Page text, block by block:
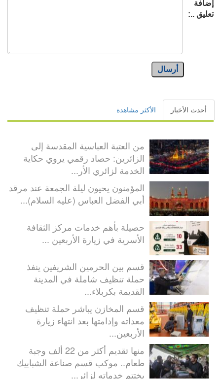
إضافة
تعليق ..:
أرسال
أحدث الأخبار الأكثر مشاهدة
من العتبة العباسية المقدسة إلى
الزائرين: حصاد رقمي يروي حكاية
الخدمة لزائري الأر...
المؤمنون يحيون ليلة الجمعة عند مرقد
أبي الفضل العباس (عليه السلام)...
حصيلة بأهم خدمات مركز الثقافة
الأسرية في زيارة الأربعين ...
قسم بين الحرمين الشريفين ينفذ
حملة تنظيف شاملة في المدينة
القديمة بكربلاء...
قسم المخازن يباشر حملة تنظيف
معداته وإدامتها بعد انتهاء زيارة
الأربعين...
منها تقديم أكثر من 22 ألف وجبة
طعام.. موكب قسم صناعة الشبابيك
يختتم خدماته لزائر...